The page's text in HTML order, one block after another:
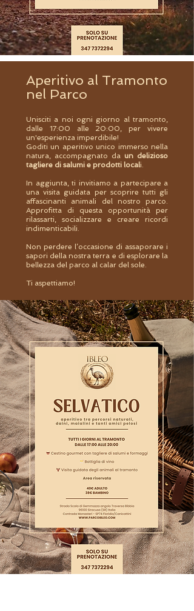
Aperitivo al Tramonto
nel Parco
Unisciti a noi ogni giorno al tramonto,
dalle 17:00 alle 20:00, per vivere
un'esperienza imperdibile!
Goditi un aperitivo unico immerso nella
natura, accompagnato da un delizioso
tagliere di salumi e prodotti locali.
In aggiunta, ti invitiamo a partecipare a
una visita guidata per scoprire tutti gli
affascinanti animali del nostro parco.
Approfitta di questa opportunità per
rilassarti, socializzare e creare ricordi
indimenticabili.
Non perdere l’occasione di assaporare i
sapori della nostra terra e di esplorare la
bellezza del parco al calar del sole.
Ti aspettiamo!